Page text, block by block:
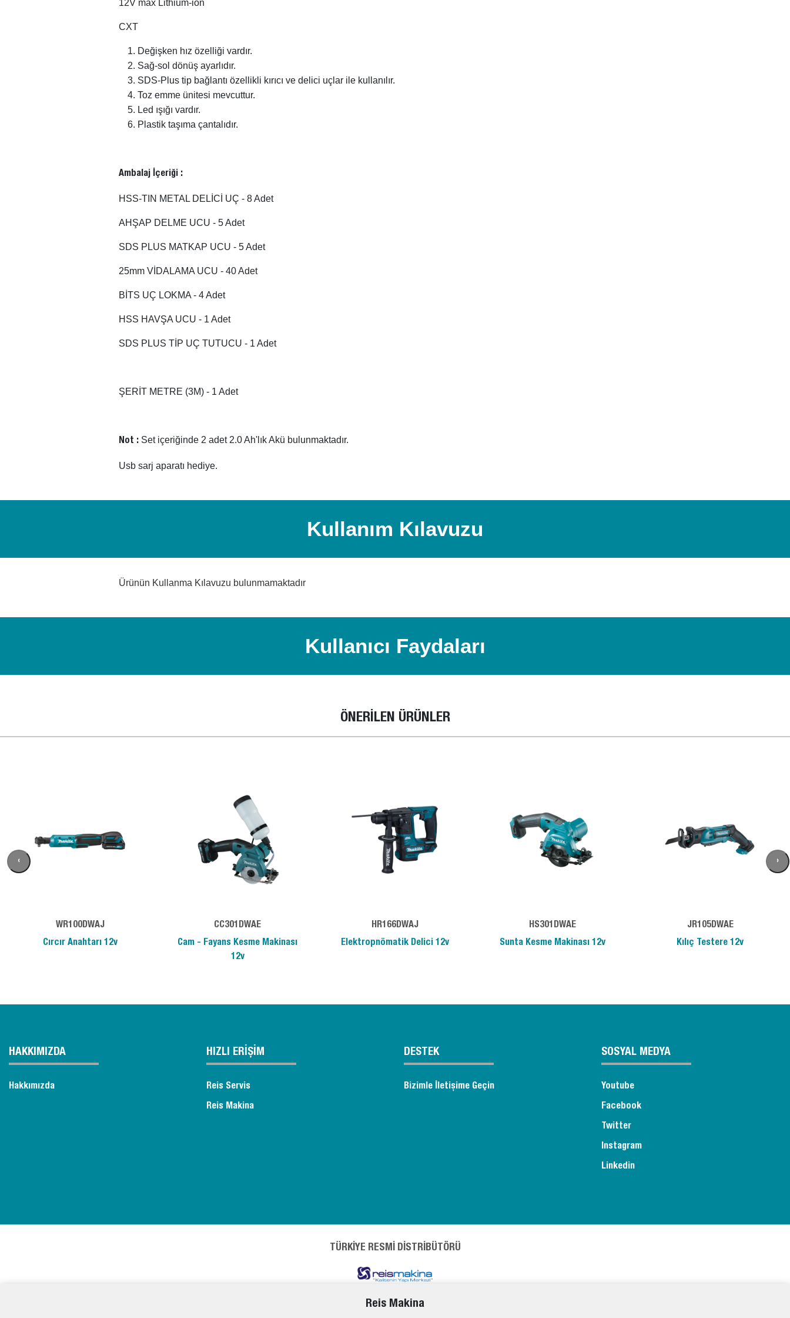
12V max Lithium-ion
CXT
Değişken hız özelliği vardır.
Sağ-sol dönüş ayarlıdır.
SDS-Plus tip bağlantı özellikli kırıcı ve delici uçlar ile kullanılır.
Toz emme ünitesi mevcuttur.
Led ışığı vardır.
Plastik taşıma çantalıdır.
Ambalaj İçeriği :
HSS-TIN METAL DELİCİ UÇ - 8 Adet
AHŞAP DELME UCU - 5 Adet
SDS PLUS MATKAP UCU - 5 Adet
25mm VİDALAMA UCU - 40 Adet
BİTS UÇ LOKMA - 4 Adet
HSS HAVŞA UCU - 1 Adet
SDS PLUS TİP UÇ TUTUCU - 1 Adet
ŞERİT METRE (3M) - 1 Adet
Not : Set içeriğinde 2 adet 2.0 Ah'lık Akü bulunmaktadır.
Usb sarj aparatı hediye.
Kullanım Kılavuzu
Ürünün Kullanma Kılavuzu bulunmamaktadır
Kullanıcı Faydaları
ÖNERİLEN ÜRÜNLER
WR100DWAJ
Cırcır Anahtarı 12v
CC301DWAE
Cam - Fayans Kesme Makinası
12v
HR166DWAJ
Elektropnömatik Delici 12v
HS301DWAE
Sunta Kesme Makinası 12v
JR105DWAE
Kılıç Testere 12v
‹ ›
HAKKIMIZDA
Hakkımızda
HIZLI ERİŞİM
Reis Servis
Reis Makina
DESTEK
Bizimle İletişime Geçin
SOSYAL MEDYA
Youtube
Facebook
Twitter
Instagram
Linkedin
TÜRKİYE RESMİ DİSTRİBÜTÖRÜ
Reis Makina